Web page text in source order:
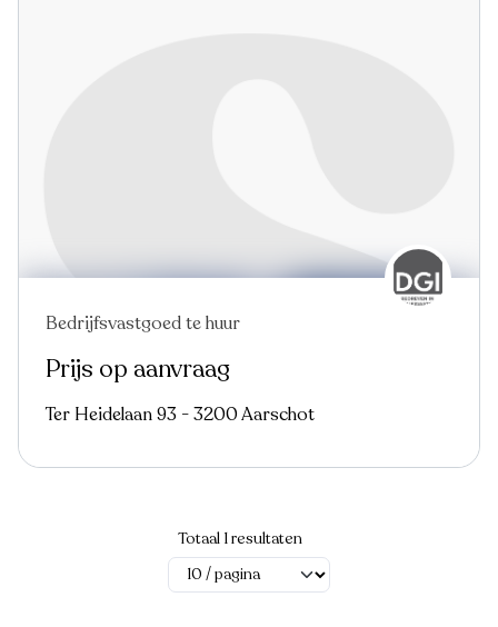
Bedrijfsvastgoed te huur
Prijs op aanvraag
Ter Heidelaan 93 - 3200 Aarschot
Totaal 1 resultaten